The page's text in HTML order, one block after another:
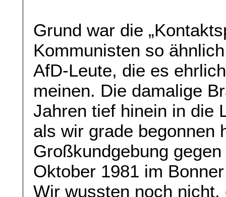
Grund war die
Kommunisten so
AfD-Leute, die es
meinen. Die damalige
Jahren tief hinein in die
als wir grade begonnen
Großkundgebung
Oktober 1981 im
Wir wussten noch